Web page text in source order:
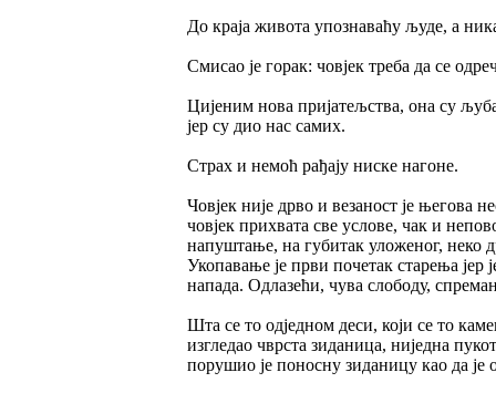
До краја живота упознаваћу људе, а
Смисао је горак: човјек треба да се
Цијеним нова пријатељства, она су
јер су дио нас самих.
Страх и немоћ рађају ниске нагоне.
Човјек није дрво и везаност је његова
човјек прихвата све услове, чак и
напуштање, на губитак уложеног, неко
Укопавање је први почетак старења јер
напада. Одлазећи, чува слободу,
Шта се то одједном деси, који се то
изгледао чврста зиданица, ниједна
порушио је поносну зиданицу као да је